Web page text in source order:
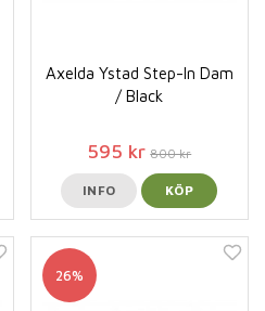
Axelda Ystad Step-In Dam
/ Black
595 kr 800 kr
INFO KÖP
26%